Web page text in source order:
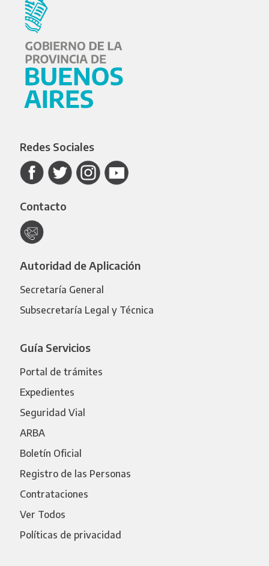
Redes Sociales
Contacto
Autoridad de Aplicación
Secretaría General
Subsecretaría Legal y Técnica
Guía Servicios
Portal de trámites
Expedientes
Seguridad Vial
ARBA
Boletín Oficial
Registro de las Personas
Contrataciones
Ver Todos
Políticas de privacidad